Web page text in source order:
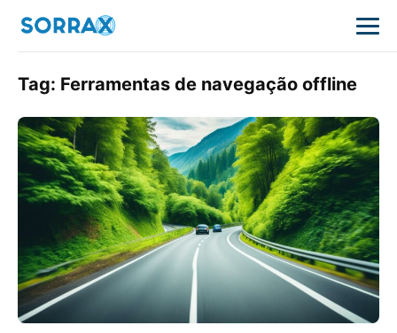
Tag: Ferramentas de navegação offline